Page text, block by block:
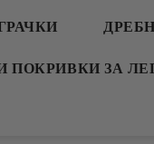
ПОКРИВКИ ЗА